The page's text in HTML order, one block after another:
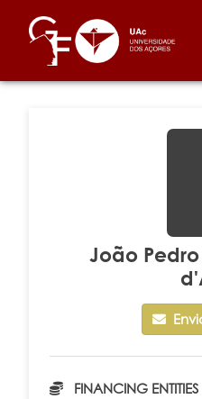
João
FINANCING ENTITIES